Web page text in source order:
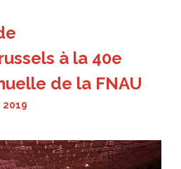
à la 40e
de la FNAU